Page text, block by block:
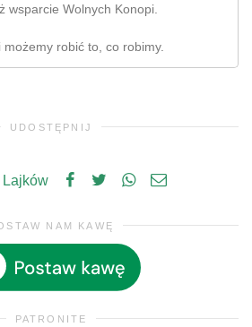
wsparcie Wolnych Konopi.
możemy robić to, co robimy.
UDOSTĘPNIJ
Lajków
NAM KAWĘ
PATRONITE